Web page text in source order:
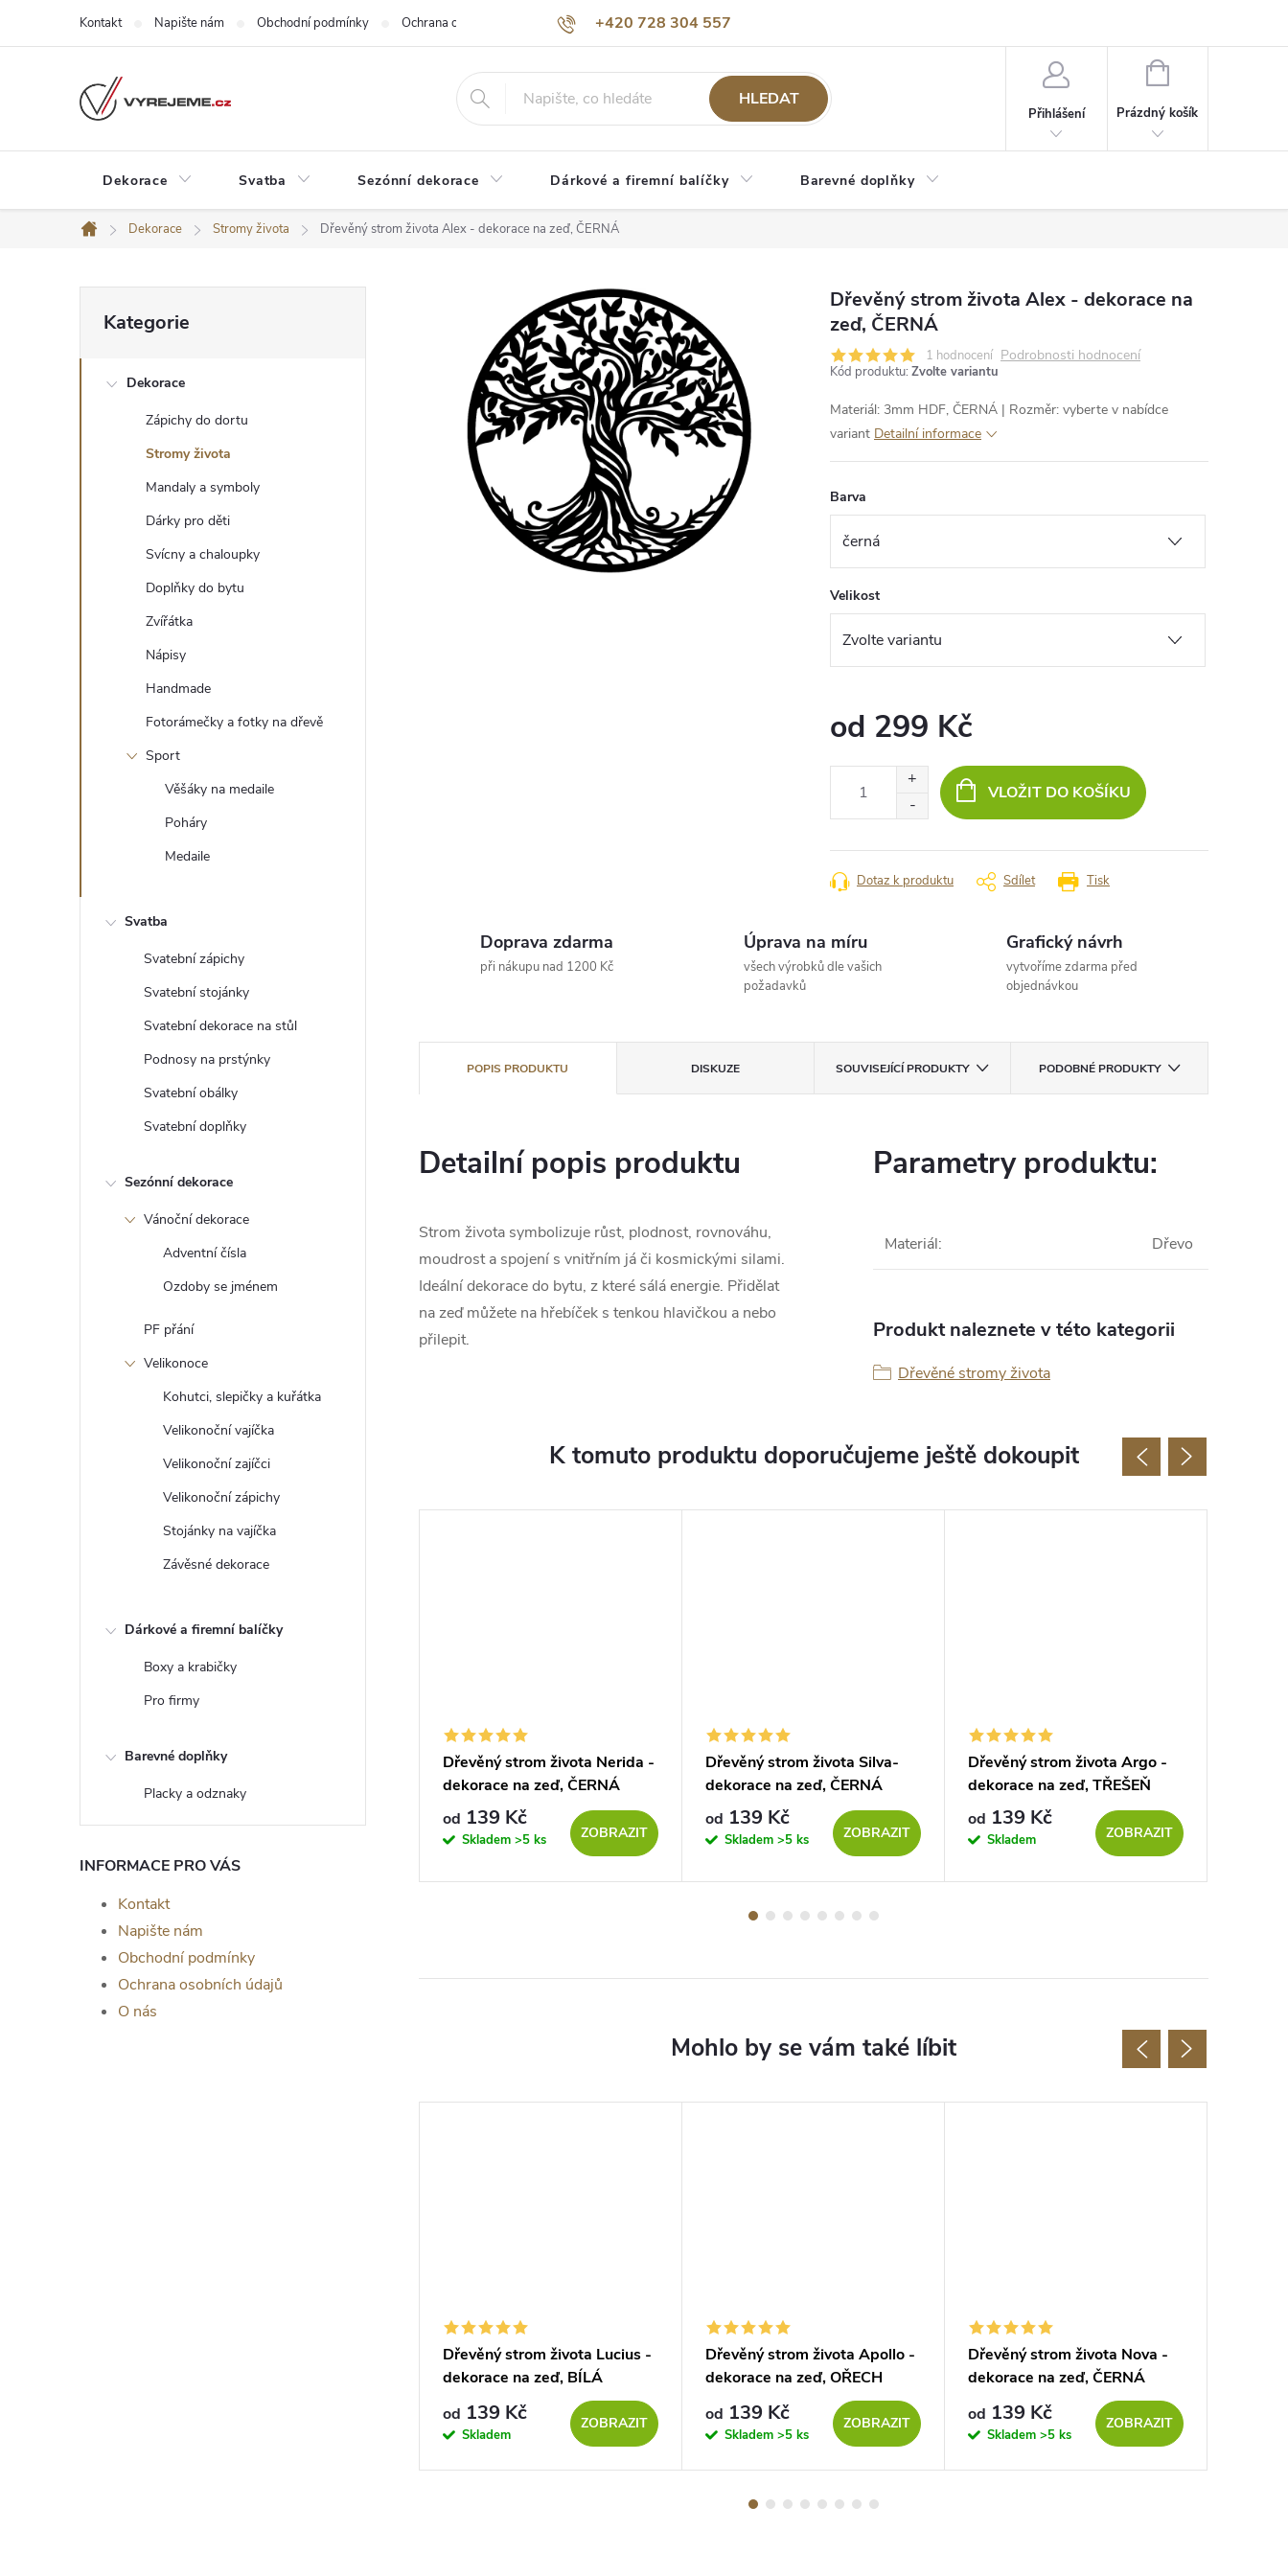
+420 728 304 557
Kontakt Napište nám Obchodní podmínky Ochrana osobních údajů O nás
HLEDAT
Přihlášení
NÁKUPNÍ
Prázdný košík
Dekorace Svatba Sezónní dekorace Dárkové a firemní balíčky Barevné doplňky
Domů
Dekorace Stromy života Dřevěný strom života Alex - dekorace na zeď, ČERNÁ
o
e
kategorie
Kategorie
Dekorace
Zápichy do dortu
Stromy života
Mandaly a symboly
Dárky pro děti
Svícny a chaloupky
Doplňky do bytu
Zvířátka
Nápisy
Handmade
Fotorámečky a fotky na dřevě
Sport
Věšáky na medaile
Poháry
Medaile
Svatba
Svatební zápichy
Svatební stojánky
Svatební dekorace na stůl
Podnosy na prstýnky
Svatební obálky
Svatební doplňky
Sezónní dekorace
Vánoční dekorace
Adventní čísla
Ozdoby se jménem
PF přání
Velikonoce
Kohutci, slepičky a kuřátka
Velikonoční vajíčka
Velikonoční zajíčci
Velikonoční zápichy
Stojánky na vajíčka
Závěsné dekorace
Dárkové a firemní balíčky
Boxy a krabičky
Pro firmy
Barevné doplňky
Placky a odznaky
INFORMACE PRO VÁS
Kontakt
Napište nám
Obchodní podmínky
Ochrana osobních údajů
O nás
Dřevěný strom života Alex - dekorace na
zeď, ČERNÁ
1 hodnocení Podrobnosti hodnocení
Kód produktu: Zvolte variantu
Materiál: 3mm HDF, ČERNÁ | Rozměr: vyberte v nabídce
variant Detailní informace
Barva
Velikost
od 299 Kč
VLOŽIT DO KOŠÍKU
Tisk
Dotaz k produktu Sdílet
Doprava zdarma
při nákupu nad 1200 Kč
Úprava na míru
všech výrobků dle vašich
požadavků
Grafický návrh
vytvoříme zdarma před
objednávkou
POPIS PRODUKTU DISKUZE SOUVISEJÍCÍ PRODUKTY PODOBNÉ PRODUKTY
Detailní popis produktu
Strom života symbolizuje růst, plodnost, rovnováhu,
moudrost a spojení s vnitřním já či kosmickými silami.
Ideální dekorace do bytu, z které sálá energie. Přidělat
na zeď můžete na hřebíček s tenkou hlavičkou a nebo
přilepit.
Parametry produktu:
Materiál: Dřevo
Produkt naleznete v této kategorii
Dřevěné stromy života
K tomuto produktu doporučujeme ještě dokoupit
života Livia -
Dřevěný strom života Selene -
dekorace na zeď, TŘEŠEŇ
Dřevěný strom života Nerida -
dekorace na zeď, ČERNÁ
od 139 Kč
Skladem >5 ks ZOBRAZIT
Dřevěný strom života Silva-
dekorace na zeď, ČERNÁ
od 139 Kč
Skladem >5 ks ZOBRAZIT
Dřevěný strom života Argo -
dekorace na zeď, TŘEŠEŇ
od 139 Kč
Skladem ZOBRAZIT
Dřevěný strom života Lucius -
dekorace na zeď, BÍLÁ
od 139 Kč
Skladem
ZOBRAZIT
Dřevěný strom života Apollo -
dekorace na zeď, OŘECH
od 139 Kč
Skladem >5 ks
ZOBRAZIT
Dřevěný strom života Nova -
dekorace na zeď, ČERNÁ
od 139 Kč
Skladem >5 ks
ZOBRAZIT